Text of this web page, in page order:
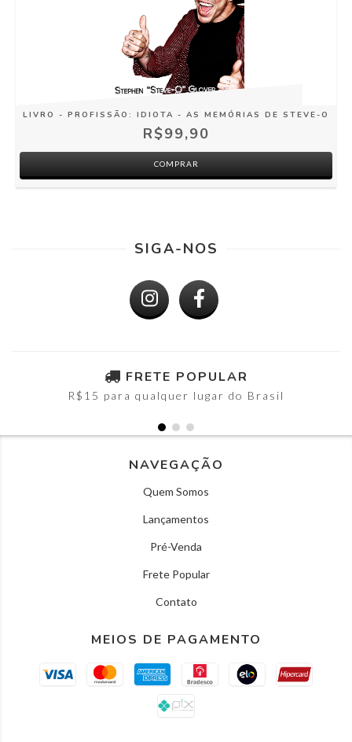
LIVRO - PROFISSÃO: IDIOTA - AS MEMÓRIAS DE STEVE-O
R$99,90
SIGA-NOS
FRETE POPULAR
R$15 para qualquer lugar do Brasil
NAVEGAÇÃO
Quem Somos
Lançamentos
Pré-Venda
Frete Popular
Contato
MEIOS DE PAGAMENTO